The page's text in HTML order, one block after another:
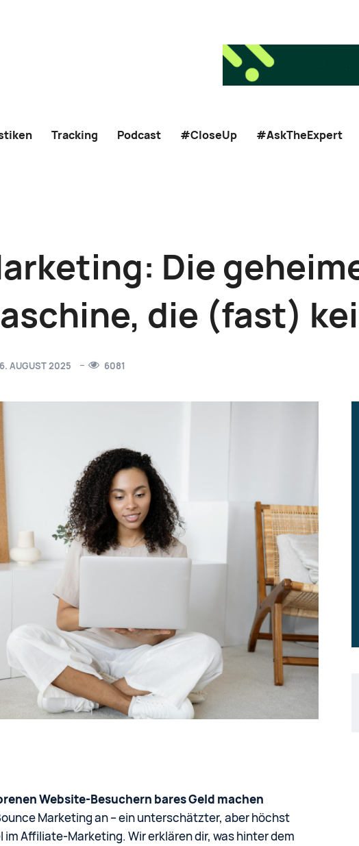
Tracking Podcast #CloseUp #AskTheExpert
Die
die (fast)
AUGUST 2025 6081
Website-Besuchern bares Geld machen
Marketing an – ein unterschätzter, aber höchst
Affiliate-Marketing. Wir erklären dir, was hinter dem